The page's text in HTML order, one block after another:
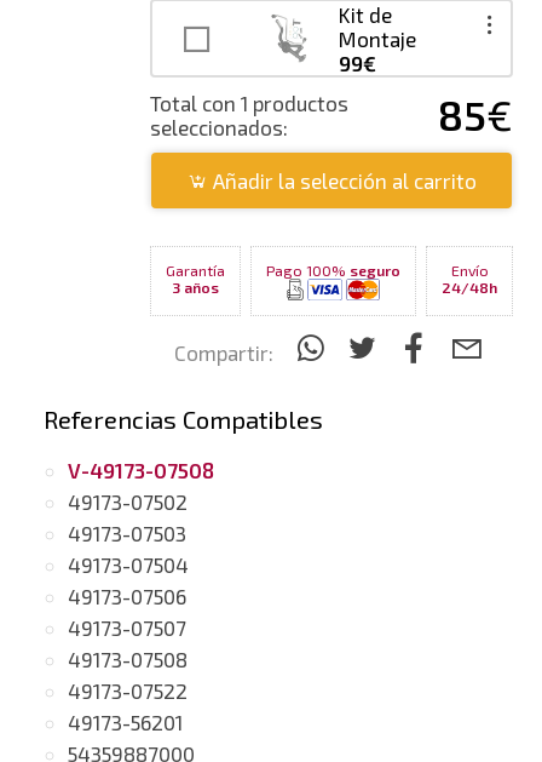
Kit de
Montaje
99€
Total con 1 productos
seleccionados:
85€
Añadir la selección al carrito
Garantía
3 años
Pago 100% seguro
Envío
24/48h
Compartir:
Referencias Compatibles
V-49173-07508
49173-07502
49173-07503
49173-07504
49173-07506
49173-07507
49173-07508
49173-07522
49173-56201
54359887000